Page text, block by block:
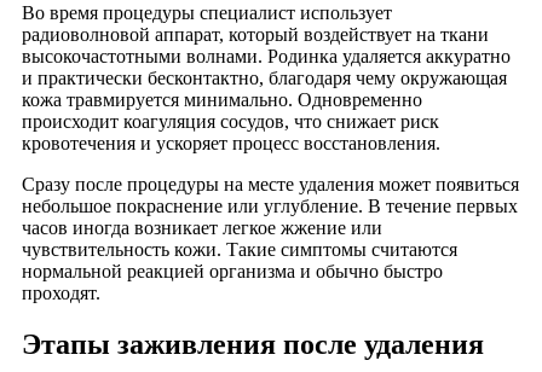
Во время процедуры специалист использует
радиоволновой аппарат, который воздействует на ткани
высокочастотными волнами. Родинка удаляется аккуратно
и практически бесконтактно, благодаря чему окружающая
кожа травмируется минимально. Одновременно
происходит коагуляция сосудов, что снижает риск
кровотечения и ускоряет процесс восстановления.
Сразу после процедуры на месте удаления может появиться
небольшое покраснение или углубление. В течение первых
часов иногда возникает легкое жжение или
чувствительность кожи. Такие симптомы считаются
нормальной реакцией организма и обычно быстро
проходят.
Этапы заживления после удаления